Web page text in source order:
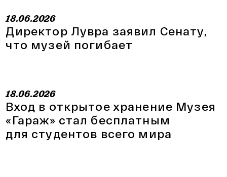
18.06.2026
Директор Лувра заявил Сенату,
что музей погибает
18.06.2026
Вход в открытое хранение Музея
«Гараж» стал бесплатным
для студентов всего мира